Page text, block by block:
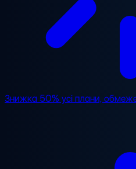
Знижка 50% усі плани,